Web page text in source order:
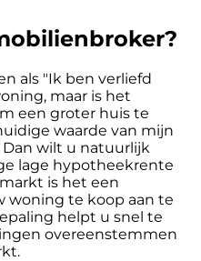
als "Ik ben verliefd
maar is het
een groter huis te
waarde van mijn
wilt u natuurlijk
lage hypotheekrente
is het een
te koop aan te
helpt u snel te
overeenstemmen